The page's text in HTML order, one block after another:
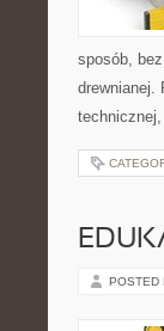
sposób,
drewnianej.
POSTED